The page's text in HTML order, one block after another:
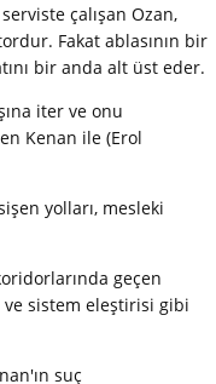
çalışan Ozan,
Fakat ablasının bir
bir anda alt üst eder.
iter ve onu
Kenan ile (Erol
yolları, mesleki
geçen
ve sistem eleştirisi gibi
suç